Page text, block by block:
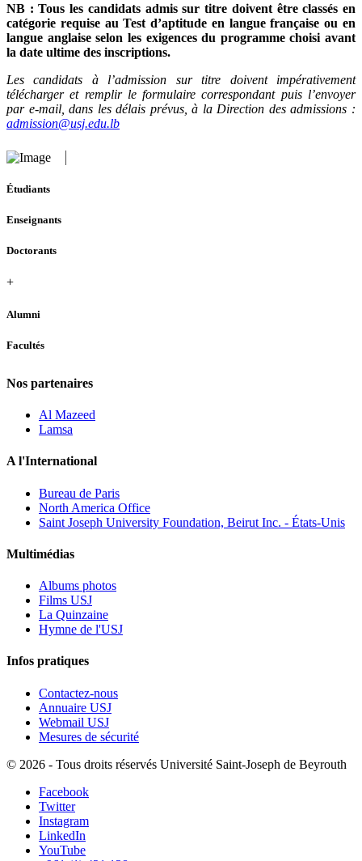
NB : Tous les candidats admis sur titre doivent être classés en
catégorie requise au Test d’aptitude en langue française ou en
langue anglaise selon les exigences du programme choisi avant
la date ultime des inscriptions.
Les candidats à l’admission sur titre doivent impérativement
télécharger et remplir le formulaire correspondant puis l’envoyer
par e-mail, dans les délais prévus, à la Direction des admissions :
admission@usj.edu.lb
Étudiants
Enseignants
Doctorants
+
Alumni
Facultés
Nos partenaires
Al Mazeed
Lamsa
A l'International
Bureau de Paris
North America Office
Saint Joseph University Foundation, Beirut Inc. - États-Unis
Multimédias
Albums photos
Films USJ
La Quinzaine
Hymne de l'USJ
Infos pratiques
Contactez-nous
Annuaire USJ
Webmail USJ
Mesures de sécurité
© 2026 - Tous droits réservés Université Saint-Joseph de Beyrouth
Facebook
Twitter
Instagram
LinkedIn
YouTube